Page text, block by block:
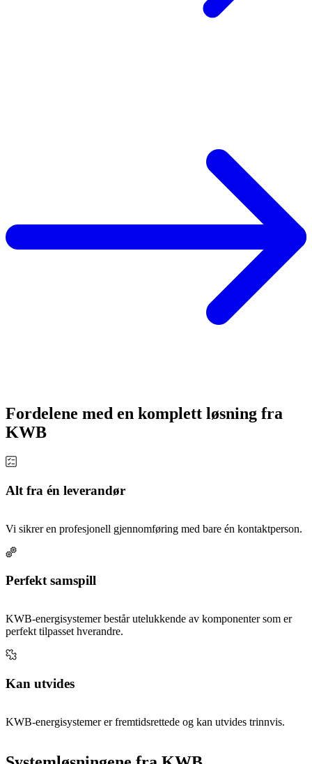
Fordelene med en komplett løsning fra
KWB
Alt fra én leverandør
Vi sikrer en profesjonell gjennomføring med bare én kontaktperson.
Perfekt samspill
KWB-energisystemer består utelukkende av komponenter som er
perfekt tilpasset hverandre.
Kan utvides
KWB-energisystemer er fremtidsrettede og kan utvides trinnvis.